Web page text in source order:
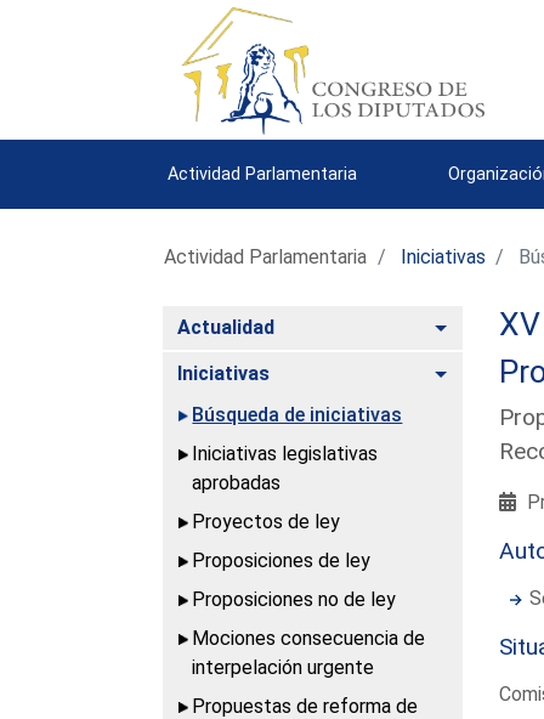
Actividad Parlamentaria
Actividad Parlamentaria Iniciativas
Actualidad Alternar
Iniciativas
Alternar
Búsqueda de iniciativas
Iniciativas legislativas
aprobadas
Proyectos de ley
Proposiciones de ley
Proposiciones no de ley
Mociones consecuencia de
interpelación urgente
Propuestas de reforma de